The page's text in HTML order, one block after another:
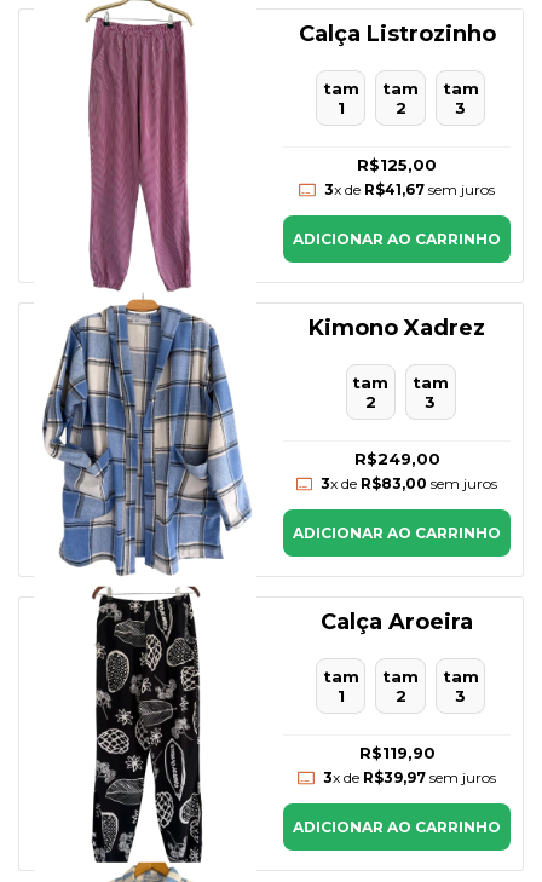
Calça Listrozinho
tam
1
tam
2
tam
3
R$125,00
3x de R$41,67sem juros
ADICIONAR AO CARRINHO
Kimono Xadrez
tam
2
tam
3
R$249,00
3x de R$83,00 sem juros
ADICIONAR AO CARRINHO
Calça Aroeira
tam
1
tam
2
tam
3
R$119,90
3x de R$39,97sem juros
ADICIONAR AO CARRINHO